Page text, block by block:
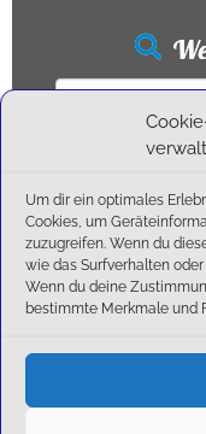
Um dir ein optimales
Cookies, um
zuzugreifen. Wenn du
wie das Surfverhalten
Wenn du deine
bestimmte Merkmale und
Suchen
6:1-Triumph im Heimfinale: